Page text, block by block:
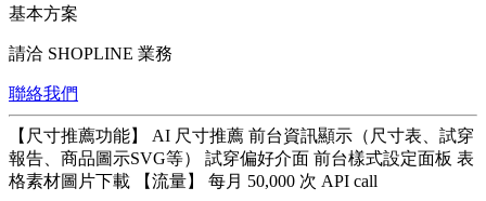
基本方案
請洽 SHOPLINE 業務
聯絡我們
【尺寸推薦功能】 AI 尺寸推薦 前台資訊顯示（尺寸表、試穿
報告、商品圖示SVG等） 試穿偏好介面 前台樣式設定面板 表
格素材圖片下載 【流量】 每月 50,000 次 API call